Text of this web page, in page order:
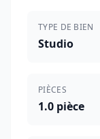
TYPE DE BIEN
Studio
PIÈCES
1.0 pièce